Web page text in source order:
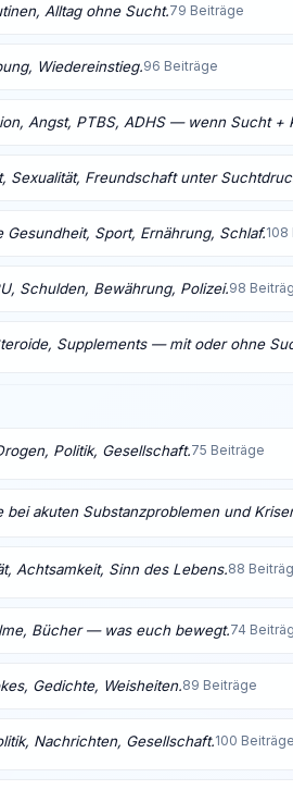
Alltag ohne Sucht.79 Beiträge
Wiedereinstieg.96 Beiträge
Angst, PTBS, ADHS — wenn Sucht +
Sexualität, Freundschaft unter
Gesundheit, Sport, Ernährung, Schlaf.108
Schulden, Bewährung, Polizei.98
Supplements — mit oder ohne
Politik, Gesellschaft.75 Beiträge
bei akuten Substanzproblemen und
Achtsamkeit, Sinn des Lebens.88
Bücher — was euch bewegt.74
Gedichte, Weisheiten.89 Beiträge
Nachrichten, Gesellschaft.100 Beiträge